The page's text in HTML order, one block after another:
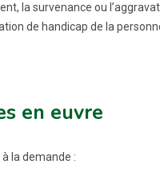
la survenance ou
de handicap de la
en euvre
la demande :